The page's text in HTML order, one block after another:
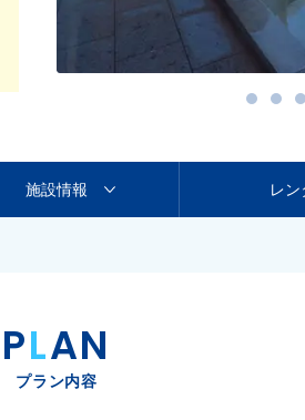
施設情報 レ
PLAN
プラン内容